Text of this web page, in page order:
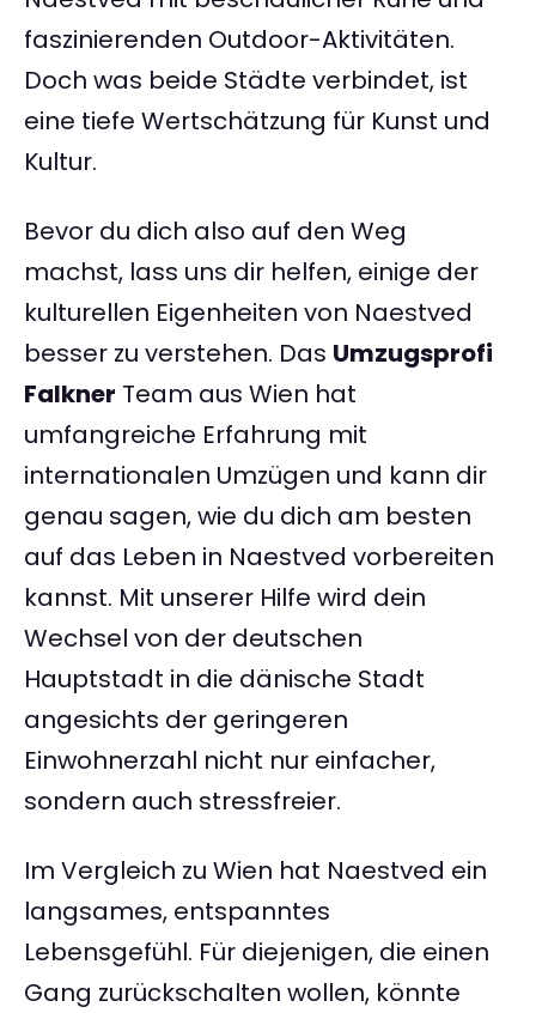
faszinierenden Outdoor-Aktivitäten.
Doch was beide Städte verbindet, ist
eine tiefe Wertschätzung für Kunst und
Kultur.
Bevor du dich also auf den Weg
machst, lass uns dir helfen, einige der
kulturellen Eigenheiten von Naestved
besser zu verstehen. Das Umzugsprofi
Falkner Team aus Wien hat
umfangreiche Erfahrung mit
internationalen Umzügen und kann dir
genau sagen, wie du dich am besten
auf das Leben in Naestved vorbereiten
kannst. Mit unserer Hilfe wird dein
Wechsel von der deutschen
Hauptstadt in die dänische Stadt
angesichts der geringeren
Einwohnerzahl nicht nur einfacher,
sondern auch stressfreier.
Im Vergleich zu Wien hat Naestved ein
langsames, entspanntes
Lebensgefühl. Für diejenigen, die einen
Gang zurückschalten wollen, könnte